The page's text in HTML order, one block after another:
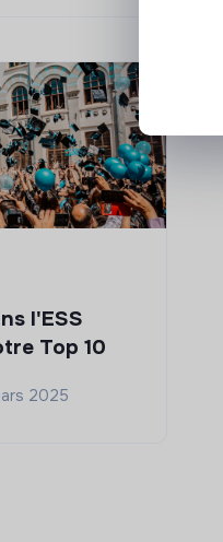
l'ESS
Top 10
2025